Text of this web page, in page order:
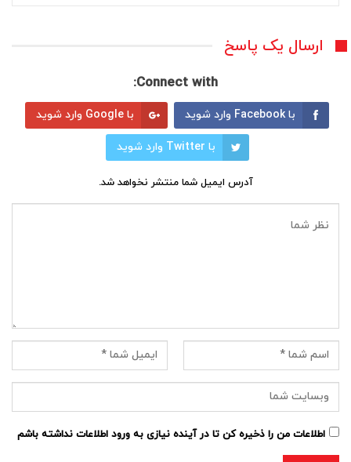
ارسال یک پاسخ
Connect with:
با Facebook وارد شوید با Google وارد شوید
با Twitter وارد شوید
آدرس ایمیل شما منتشر نخواهد شد.
اطلاعات من را ذخیره کن تا در آینده نیازی به ورود اطلاعات نداشته باشم